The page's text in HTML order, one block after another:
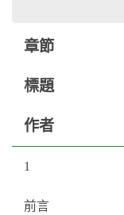
章節
標題
作者
1
前言